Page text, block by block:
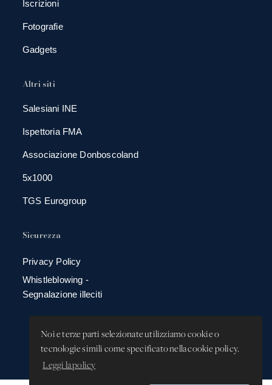
Noi e terze parti selezionate utilizziamo cookie o
tecnologie simili come specificato nella cookie policy.
Leggi la policy
Iscrizioni
Fotografie
Gadgets
Altri siti
Salesiani INE
Ispettoria FMA
Associazione Donboscoland
5x1000
TGS Eurogroup
Sicurezza
Privacy Policy
Whistleblowing -
Segnalazione illeciti